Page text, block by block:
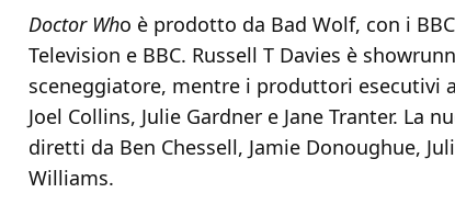
Doctor Who è prodotto da Bad Wolf, con i
Television e BBC. Russell T Davies è
sceneggiatore, mentre i produttori esecutivi
Joel Collins, Julie Gardner e Jane Tranter. La
diretti da Ben Chessell, Jamie Donoughue,
Williams.